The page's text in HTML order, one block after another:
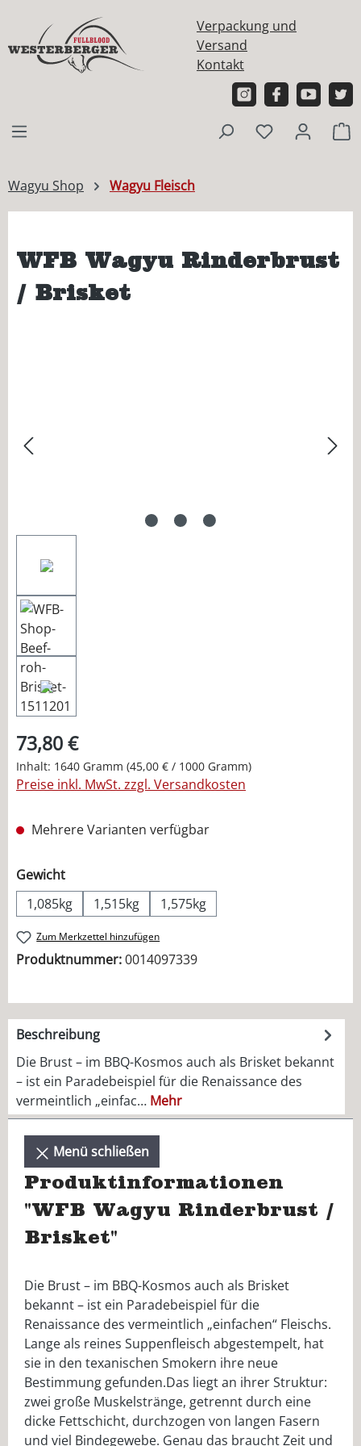
Verpackung und
Versand
Kontakt
Wagyu Shop Wagyu Fleisch
WFB Wagyu Rinderbrust
/ Brisket
73,80 €
Inhalt: 1640 Gramm (45,00 € / 1000 Gramm)
Preise inkl. MwSt. zzgl. Versandkosten
Mehrere Varianten verfügbar
Gewichtauswählen
1,085kg
1,515kg 1,575kg
Zum Merkzettel hinzufügen
Produktnummer:0014097339
Beschreibung
Die Brust – im BBQ-Kosmos auch als Brisket bekannt
– ist ein Paradebeispiel für die Renaissance des
vermeintlich „einfac… Mehr
Menü schließen
Produktinformationen
"WFB Wagyu Rinderbrust /
Brisket"
Die Brust – im BBQ-Kosmos auch als Brisket
bekannt – ist ein Paradebeispiel für die
Renaissance des vermeintlich „einfachen“ Fleischs.
Lange als reines Suppenfleisch abgestempelt, hat
sie in den texanischen Smokern ihre neue
Bestimmung gefunden.Das liegt an ihrer Struktur:
zwei große Muskelstränge, getrennt durch eine
dicke Fettschicht, durchzogen von langen Fasern
und viel Bindegewebe. Genau das braucht Zeit und